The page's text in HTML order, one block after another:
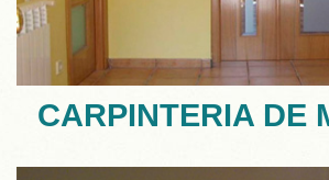
CARPINTERIA DE